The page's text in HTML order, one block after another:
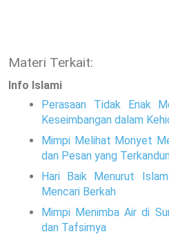
Materi Terkait:
Info Islami
Perasaan Tidak Enak
Keseimbangan dalam
Mimpi Melihat Monyet
dan Pesan yang
Hari Baik Menurut
Mencari Berkah
Mimpi Menimba Air di
dan Tafsirnya